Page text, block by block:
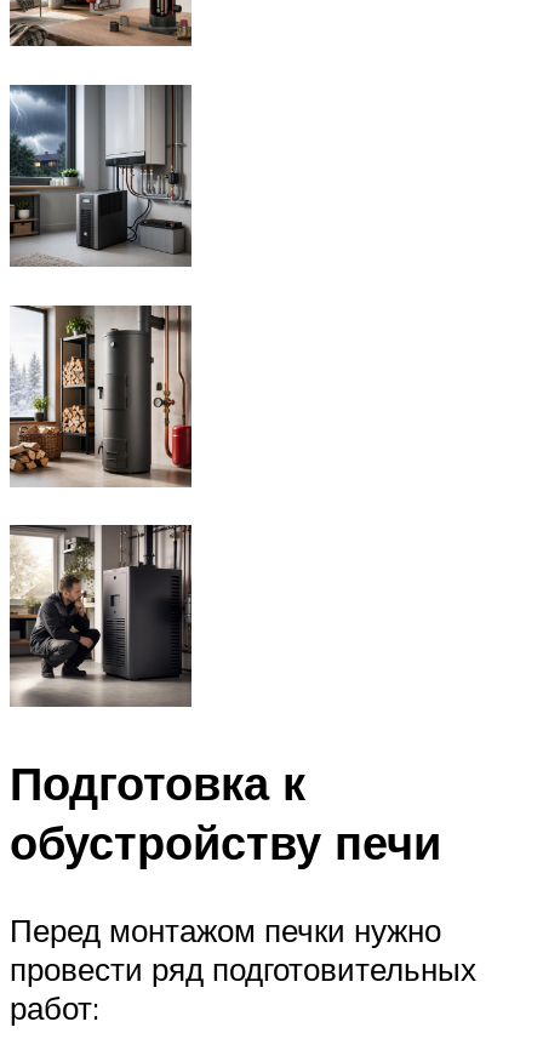
Подготовка к
обустройству печи
Перед монтажом печки нужно
провести ряд подготовительных
работ: